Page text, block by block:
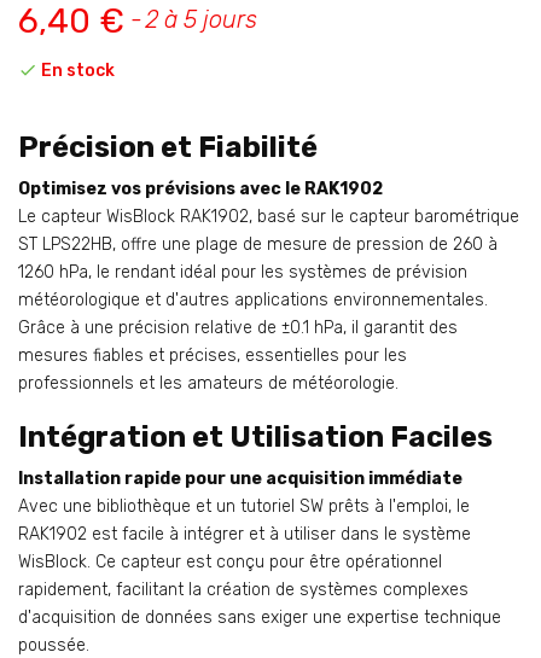
6,40 €
2 à 5 jours
 En stock
Précision et Fiabilité
Optimisez vos prévisions avec le RAK1902
Le capteur WisBlock RAK1902, basé sur le capteur barométrique
ST LPS22HB, offre une plage de mesure de pression de 260 à
1260 hPa, le rendant idéal pour les systèmes de prévision
météorologique et d'autres applications environnementales.
Grâce à une précision relative de ±0.1 hPa, il garantit des
mesures fiables et précises, essentielles pour les
professionnels et les amateurs de météorologie.
Intégration et Utilisation Faciles
Installation rapide pour une acquisition immédiate
Avec une bibliothèque et un tutoriel SW prêts à l'emploi, le
RAK1902 est facile à intégrer et à utiliser dans le système
WisBlock. Ce capteur est conçu pour être opérationnel
rapidement, facilitant la création de systèmes complexes
d'acquisition de données sans exiger une expertise technique
poussée.